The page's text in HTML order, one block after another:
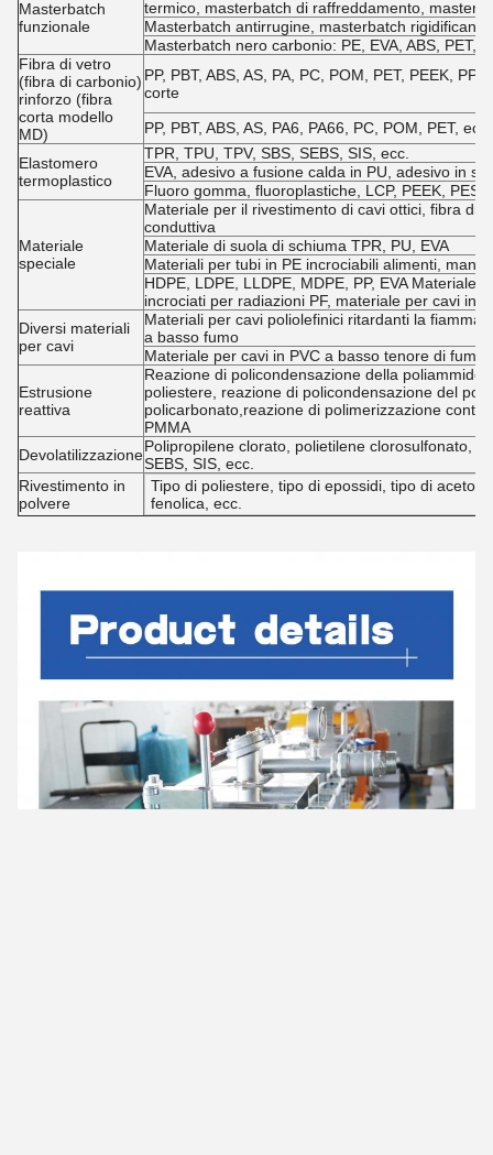
Masterbatch
funzionale
termico, masterbatch di raffreddamento,
Masterbatch antirrugine, masterbatch
Masterbatch nero carbonio: PE, EVA, ABS, PET,
Fibra di vetro
(fibra di carbonio)
rinforzo (fibra
corta modello
MD)
PP, PBT, ABS, AS, PA, PC, POM, PET, PEEK,
corte
PP, PBT, ABS, AS, PA6, PA66, PC, POM, PET,
Elastomero
termoplastico
TPR, TPU, TPV, SBS, SEBS, SIS, ecc.
EVA, adesivo a fusione calda in PU, adesivo in
Fluoro gomma, fluoroplastiche, LCP, PEEK, PES,
Materiale
speciale
Materiale per il rivestimento di cavi ottici, fibra di
conduttiva
Materiale di suola di schiuma TPR, PU, EVA
Materiali per tubi in PE incrociabili alimenti,
HDPE, LDPE, LLDPE, MDPE, PP, EVA
incrociati per radiazioni PF, materiale per cavi
Diversi materiali
per cavi
Materiali per cavi poliolefinici ritardanti la
a basso fumo
Materiale per cavi in PVC a basso tenore di
Estrusione
reattiva
Reazione di policondensazione della
poliestere, reazione di policondensazione del
policarbonato,reazione di polimerizzazione
PMMA
DevolatilizzazionePolipropilene clorato, polietilene clorosulfonato,
SEBS, SIS, ecc.
Rivestimento in
polvere
Tipo di poliestere, tipo di epossidi, tipo di aceto
fenolica, ecc.